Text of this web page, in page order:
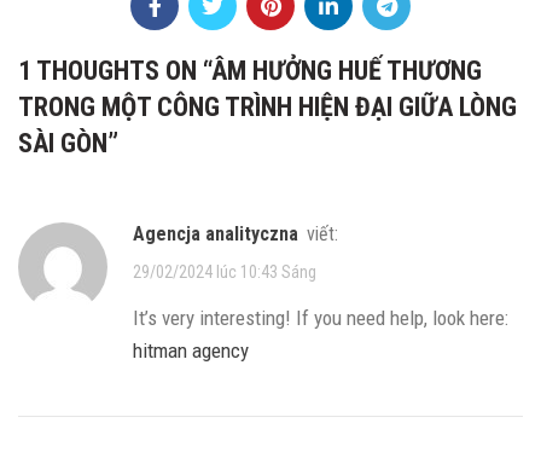
1 THOUGHTS ON “ÂM HƯỞNG HUẾ THƯƠNG
TRONG MỘT CÔNG TRÌNH HIỆN ĐẠI GIỮA LÒNG
SÀI GÒN”
agencja analityczna viết:
29/02/2024 lúc 10:43 Sáng
It’s very interesting! If you need help, look here:
hitman agency